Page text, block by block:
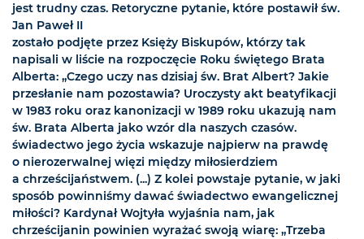
jest trudny czas. Retoryczne pytanie, które postawił św.
Jan Paweł II
zostało podjęte przez Księży Biskupów, którzy tak
napisali w liście na rozpoczęcie Roku świętego Brata
Alberta: „Czego uczy nas dzisiaj św. Brat Albert? Jakie
przesłanie nam pozostawia? Uroczysty akt beatyfikacji
w 1983 roku oraz kanonizacji w 1989 roku ukazują nam
św. Brata Alberta jako wzór dla naszych czasów.
świadectwo jego życia wskazuje najpierw na prawdę
o nierozerwalnej więzi między miłosierdziem
a chrześcijaństwem. (...) Z kolei powstaje pytanie, w jaki
sposób powinniśmy dawać świadectwo ewangelicznej
miłości? Kardynał Wojtyła wyjaśnia nam, jak
chrześcijanin powinien wyrażać swoją wiarę: „Trzeba